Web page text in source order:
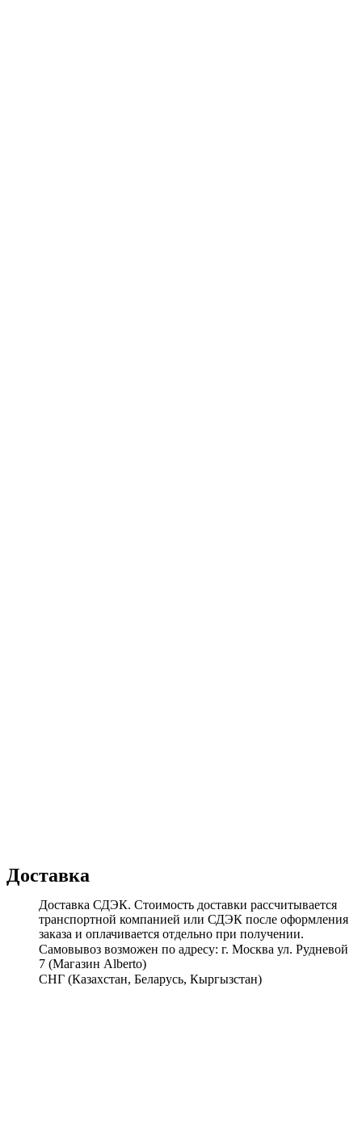
Доставка
Доставка СДЭК. Стоимость доставки рассчитывается
транспортной компанией или СДЭК после оформления
заказа и оплачивается отдельно при получении.
Самовывоз возможен по адресу: г. Москва ул. Рудневой
7 (Магазин Alberto)
СНГ (Казахстан, Беларусь, Кыргызстан)